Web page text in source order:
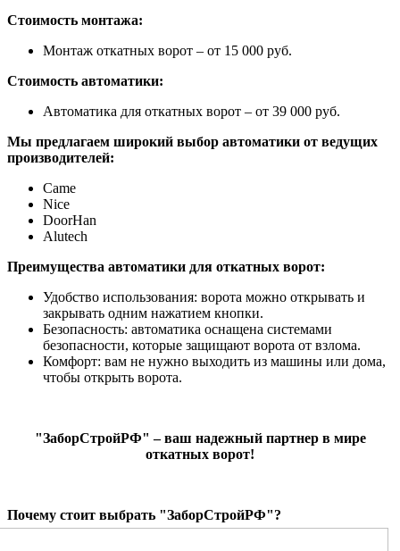
Стоимость монтажа:
Монтаж откатных ворот – от 15 000 руб.
Стоимость автоматики:
Автоматика для откатных ворот – от 39 000 руб.
Мы предлагаем широкий выбор автоматики от ведущих
производителей:
Came
Nice
DoorHan
Alutech
Преимущества автоматики для откатных ворот:
Удобство использования: ворота можно открывать и
закрывать одним нажатием кнопки.
Безопасность: автоматика оснащена системами
безопасности, которые защищают ворота от взлома.
Комфорт: вам не нужно выходить из машины или дома,
чтобы открыть ворота.
"ЗаборСтройРФ" – ваш надежный партнер в мире
откатных ворот!
Почему стоит выбрать "ЗаборСтройРФ"?